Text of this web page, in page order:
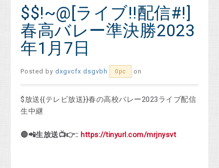
$$!~@[ライブ!!配信#!]
春高バレー準決勝2023
年1月7日
Posted bydxgvcfx dsgvbh 0pc on
$放送{{テレビ放送}}春の高校バレー2023ライブ配信
生中継
🔴📲生放送📺👉:: https://tinyurl.com/mrjnysvt